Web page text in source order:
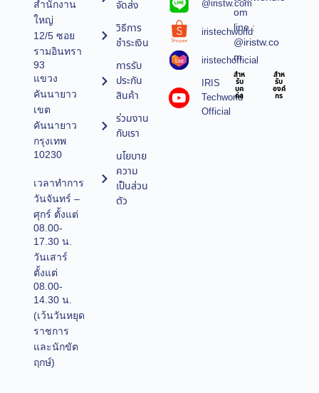
สำนักงาน
ใหญ่
12/5 ซอย
รามอินทรา
93
แขวง
คันนายาว
เขต
คันนายาว
กรุงเทพ
10230
เวลาทำการ
วันจันทร์ –
ศุกร์ ตั้งแต่
08.00-
17.30 น.
วันเสาร์
ตั้งแต่
08.00-
14.30 น.
(เว้นวันหยุด
ราชการ
และนักขัต
ฤกษ์)
จัดส่ง
วิธีการ
ชำระเงิน
การรับ
ประกัน
สินค้า
ร่วมงาน
กับเรา
นโยบาย
ความ
เป็นส่วน
ตัว
@iristw.com
iristechworld
iristechofficial
IRIS
Techworld
Official
om
line :
@iristw.co
m
สำห
รับ
บุค
คล
สำห
รับ
องค์
กร